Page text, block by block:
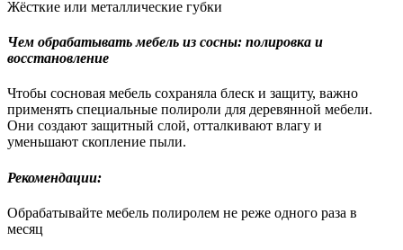
Жёсткие или металлические губки
Чем обрабатывать мебель из сосны: полировка и
восстановление
Чтобы сосновая мебель сохраняла блеск и защиту, важно
применять специальные полироли для деревянной мебели.
Они создают защитный слой, отталкивают влагу и
уменьшают скопление пыли.
Рекомендации:
Обрабатывайте мебель полиролем не реже одного раза в
месяц